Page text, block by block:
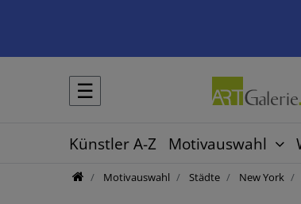
☰
Künstler A-Z Motivauswahl
Motivauswahl Städte New York